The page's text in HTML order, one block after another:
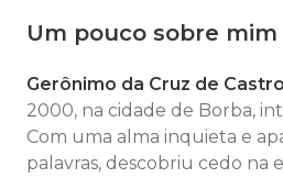
Um pouco sobre mim
Gerônimo da Cruz de Castro
2000, na cidade de Borba,
Com uma alma inquieta e
palavras, descobriu cedo na